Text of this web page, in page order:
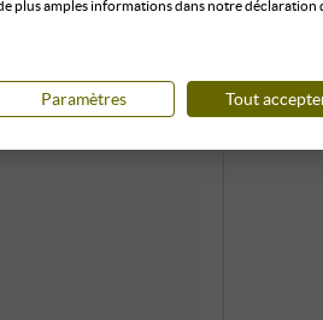
plus amples informations dans notre déclaration
Paramètres Tout